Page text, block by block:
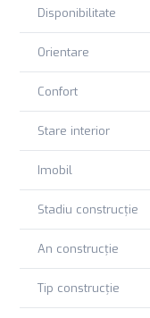
Disponibilitate
Orientare
Confort
Stare interior
Imobil
Stadiu construcție
An construcție
Tip construcție